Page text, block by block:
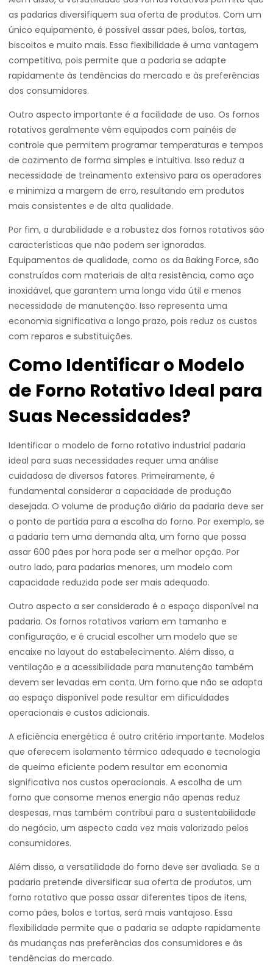
as padarias diversifiquem sua oferta de produtos. Com um
único equipamento, é possível assar pães, bolos, tortas,
biscoitos e muito mais. Essa flexibilidade é uma vantagem
competitiva, pois permite que a padaria se adapte
rapidamente às tendências do mercado e às preferências
dos consumidores.
Outro aspecto importante é a facilidade de uso. Os fornos
rotativos geralmente vêm equipados com painéis de
controle que permitem programar temperaturas e tempos
de cozimento de forma simples e intuitiva. Isso reduz a
necessidade de treinamento extensivo para os operadores
e minimiza a margem de erro, resultando em produtos
mais consistentes e de alta qualidade.
Por fim, a durabilidade e a robustez dos fornos rotativos são
características que não podem ser ignoradas.
Equipamentos de qualidade, como os da Baking Force, são
construídos com materiais de alta resistência, como aço
inoxidável, que garantem uma longa vida útil e menos
necessidade de manutenção. Isso representa uma
economia significativa a longo prazo, pois reduz os custos
com reparos e substituições.
Como Identificar o Modelo
de Forno Rotativo Ideal para
Suas Necessidades?
Identificar o modelo de forno rotativo industrial padaria
ideal para suas necessidades requer uma análise
cuidadosa de diversos fatores. Primeiramente, é
fundamental considerar a capacidade de produção
desejada. O volume de produção diário da padaria deve ser
o ponto de partida para a escolha do forno. Por exemplo, se
a padaria tem uma demanda alta, um forno que possa
assar 600 pães por hora pode ser a melhor opção. Por
outro lado, para padarias menores, um modelo com
capacidade reduzida pode ser mais adequado.
Outro aspecto a ser considerado é o espaço disponível na
padaria. Os fornos rotativos variam em tamanho e
configuração, e é crucial escolher um modelo que se
encaixe no layout do estabelecimento. Além disso, a
ventilação e a acessibilidade para manutenção também
devem ser levadas em conta. Um forno que não se adapta
ao espaço disponível pode resultar em dificuldades
operacionais e custos adicionais.
A eficiência energética é outro critério importante. Modelos
que oferecem isolamento térmico adequado e tecnologia
de queima eficiente podem resultar em economia
significativa nos custos operacionais. A escolha de um
forno que consome menos energia não apenas reduz
despesas, mas também contribui para a sustentabilidade
do negócio, um aspecto cada vez mais valorizado pelos
consumidores.
Além disso, a versatilidade do forno deve ser avaliada. Se a
padaria pretende diversificar sua oferta de produtos, um
forno rotativo que possa assar diferentes tipos de itens,
como pães, bolos e tortas, será mais vantajoso. Essa
flexibilidade permite que a padaria se adapte rapidamente
às mudanças nas preferências dos consumidores e às
tendências do mercado.